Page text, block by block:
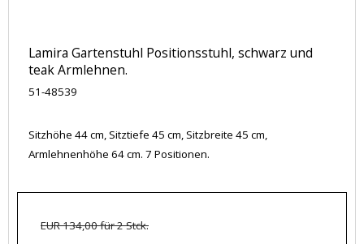
Lamira Gartenstuhl Positionsstuhl, schwarz und
teak Armlehnen.
51-48539
Sitzhöhe 44 cm, Sitztiefe 45 cm, Sitzbreite 45 cm,
Armlehnenhöhe 64 cm. 7 Positionen.
EUR 134,00 für 2 Stck.